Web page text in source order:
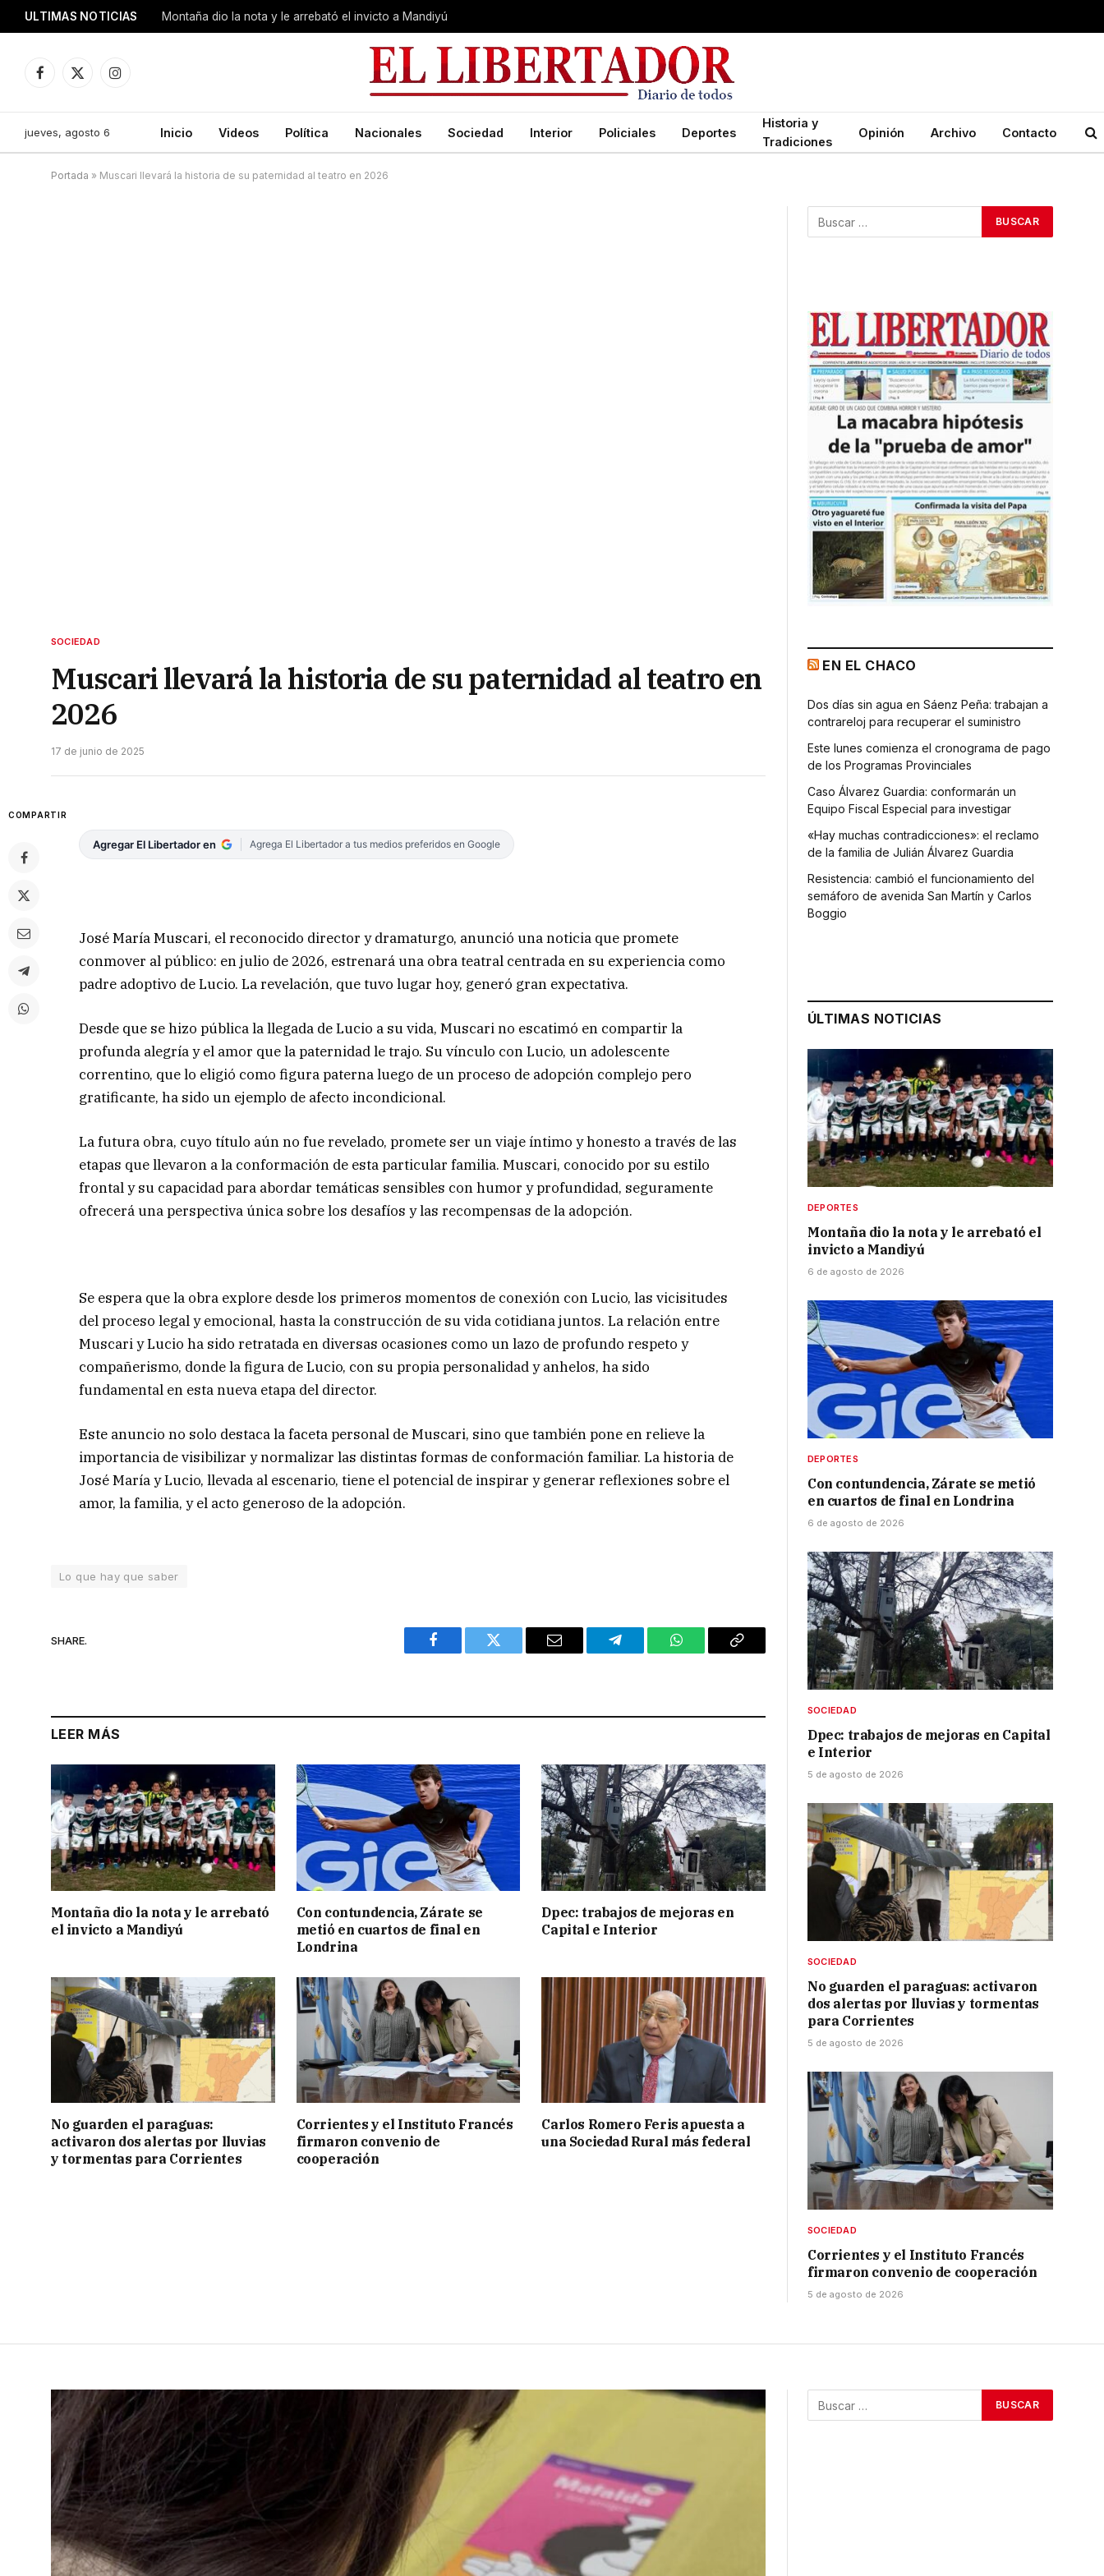
ULTIMAS NOTICIAS Montaña dio la nota y le arrebató el invicto a Mandiyú
Facebook
X
Instagram
jueves, agosto 6 Inicio Videos Política Nacionales Sociedad Interior Policiales Deportes
Historia y
Tradiciones
Opinión Archivo Contacto
Portada » Muscari llevará la historia de su paternidad al teatro en 2026
SOCIEDAD
Muscari llevará la historia de su paternidad al teatro en
2026
17 de junio de 2025
COMPARTIR
Agregar El Libertador en Agrega El Libertador a tus medios preferidos en Google
José María Muscari, el reconocido director y dramaturgo, anunció una noticia que promete
conmover al público: en julio de 2026, estrenará una obra teatral centrada en su experiencia como
padre adoptivo de Lucio. La revelación, que tuvo lugar hoy, generó gran expectativa.
Desde que se hizo pública la llegada de Lucio a su vida, Muscari no escatimó en compartir la
profunda alegría y el amor que la paternidad le trajo. Su vínculo con Lucio, un adolescente
correntino, que lo eligió como figura paterna luego de un proceso de adopción complejo pero
gratificante, ha sido un ejemplo de afecto incondicional.
La futura obra, cuyo título aún no fue revelado, promete ser un viaje íntimo y honesto a través de las
etapas que llevaron a la conformación de esta particular familia. Muscari, conocido por su estilo
frontal y su capacidad para abordar temáticas sensibles con humor y profundidad, seguramente
ofrecerá una perspectiva única sobre los desafíos y las recompensas de la adopción.
Se espera que la obra explore desde los primeros momentos de conexión con Lucio, las vicisitudes
del proceso legal y emocional, hasta la construcción de su vida cotidiana juntos. La relación entre
Muscari y Lucio ha sido retratada en diversas ocasiones como un lazo de profundo respeto y
compañerismo, donde la figura de Lucio, con su propia personalidad y anhelos, ha sido
fundamental en esta nueva etapa del director.
Este anuncio no solo destaca la faceta personal de Muscari, sino que también pone en relieve la
importancia de visibilizar y normalizar las distintas formas de conformación familiar. La historia de
José María y Lucio, llevada al escenario, tiene el potencial de inspirar y generar reflexiones sobre el
amor, la familia, y el acto generoso de la adopción.
Lo que hay que saber
SHARE.
Facebook Twitter Email Telegram WhatsAppCopy
LEER MÁS
Montaña dio la nota y le arrebató
el invicto a Mandiyú
Con contundencia, Zárate se
metió en cuartos de final en
Londrina
Dpec: trabajos de mejoras en
Capital e Interior
No guarden el paraguas:
activaron dos alertas por lluvias
y tormentas para Corrientes
Corrientes y el Instituto Francés
firmaron convenio de
cooperación
Carlos Romero Feris apuesta a
una Sociedad Rural más federal
EN EL CHACO
Dos días sin agua en Sáenz Peña: trabajan a
contrareloj para recuperar el suministro
Este lunes comienza el cronograma de pago
de los Programas Provinciales
Caso Álvarez Guardia: conformarán un
Equipo Fiscal Especial para investigar
«Hay muchas contradicciones»: el reclamo
de la familia de Julián Álvarez Guardia
Resistencia: cambió el funcionamiento del
semáforo de avenida San Martín y Carlos
Boggio
ÚLTIMAS NOTICIAS
DEPORTES
Montaña dio la nota y le arrebató el
invicto a Mandiyú
6 de agosto de 2026
DEPORTES
Con contundencia, Zárate se metió
en cuartos de final en Londrina
6 de agosto de 2026
SOCIEDAD
Dpec: trabajos de mejoras en Capital
e Interior
5 de agosto de 2026
SOCIEDAD
No guarden el paraguas: activaron
dos alertas por lluvias y tormentas
para Corrientes
5 de agosto de 2026
SOCIEDAD
Corrientes y el Instituto Francés
firmaron convenio de cooperación
5 de agosto de 2026